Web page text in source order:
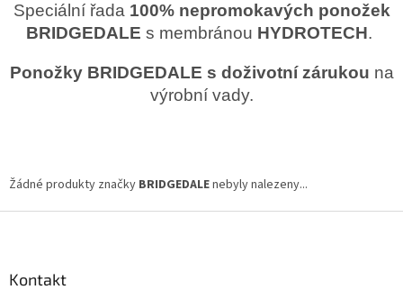
Speciální řada 100% nepromokavých ponožek
BRIDGEDALE s membránou HYDROTECH.
Ponožky BRIDGEDALE s doživotní zárukou na
výrobní vady.
Žádné produkty značky BRIDGEDALEnebyly nalezeny...
Kontakt